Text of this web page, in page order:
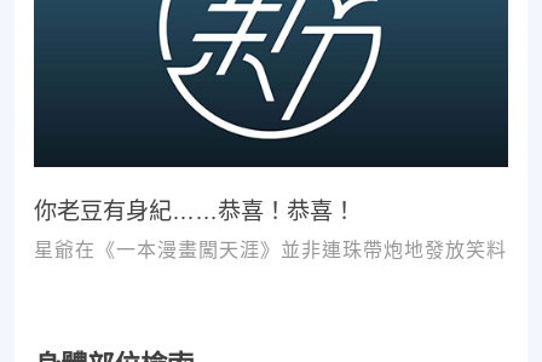
你老豆有身紀……恭喜！恭喜！
星爺在《一本漫畫闖天涯》並非連珠帶炮地發放笑料